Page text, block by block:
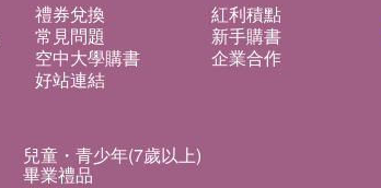
禮券兌換
紅利積點
常見問題
新手購書
空中大學購書
企業合作
好站連結
兒童・青少年(7歲以上)
畢業禮品